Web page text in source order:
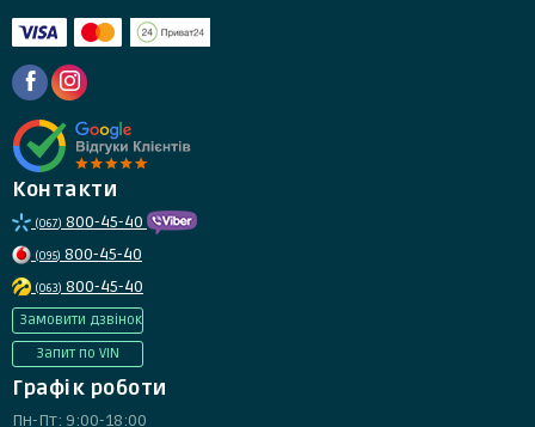
Контакти
(067) 800-45-40
(095) 800-45-40
(063) 800-45-40
Замовити дзвінок
Запит по VIN
Графік роботи
Пн-Пт: 9:00-18:00